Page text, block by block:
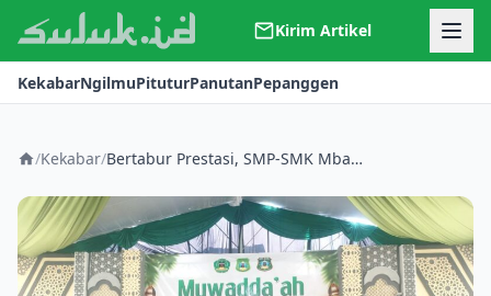
Kirim Artikel
Kerjasama
Kontak
KekabarNgilmuPituturPanutanPepanggen
/Kekabar/ Bertabur Prestasi, SMP-SMK Mbah Bolong Gelar Muwada’ah